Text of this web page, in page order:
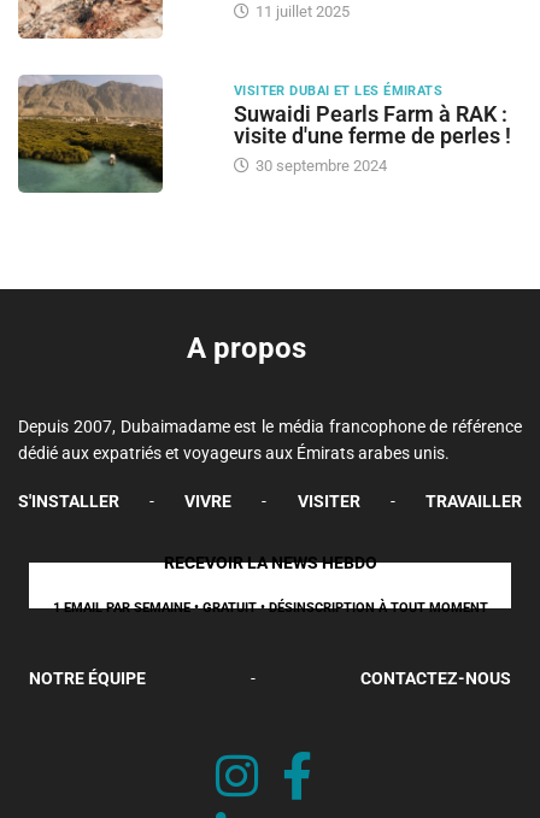
11 juillet 2025
VISITER DUBAI ET LES ÉMIRATS
Suwaidi Pearls Farm à RAK :
visite d'une ferme de perles !
30 septembre 2024
A propos
Depuis 2007, Dubaimadame est le média francophone de référence
dédié aux expatriés et voyageurs aux Émirats arabes unis.
S'INSTALLER - VIVRE - VISITER - TRAVAILLER
RECEVOIR LA NEWS HEBDO
1 EMAIL PAR SEMAINE • GRATUIT • DÉSINSCRIPTION À TOUT MOMENT
NOTRE ÉQUIPE - CONTACTEZ-NOUS